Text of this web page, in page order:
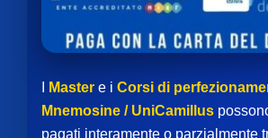
Master e i Corsi di
Mnemosine / UniCamillus
pagati interamente o parzialmente